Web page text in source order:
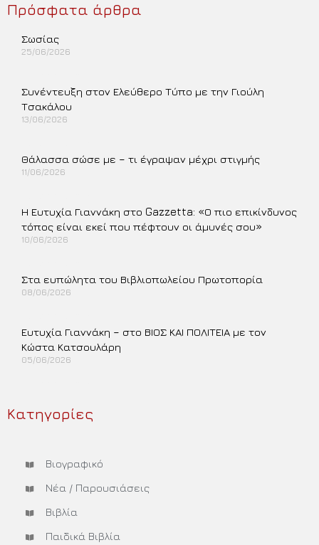
Πρόσφατα άρθρα
Σωσίας
25/06/2026
Συνέντευξη στον Ελεύθερο Τύπο με την Γιούλη
Τσακάλου
13/06/2026
Θάλασσα σώσε με – τι έγραψαν μέχρι στιγμής
11/06/2026
Η Ευτυχία Γιαννάκη στο Gazzetta: «Ο πιο επικίνδυνος
τόπος είναι εκεί που πέφτουν οι άμυνές σου»
10/06/2026
Στα ευπώλητα του Βιβλιοπωλείου Πρωτοπορία
08/06/2026
Ευτυχία Γιαννάκη – στο ΒΙΟΣ ΚΑΙ ΠΟΛΙΤΕΙΑ με τον
Κώστα Κατσουλάρη
05/06/2026
Κατηγορίες
Βιογραφικό
Νέα / Παρουσιάσεις
Βιβλία
Παιδικά Βιβλία